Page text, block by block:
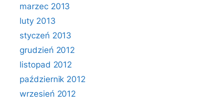
marzec 2013
luty 2013
styczeń 2013
grudzień 2012
listopad 2012
październik 2012
wrzesień 2012